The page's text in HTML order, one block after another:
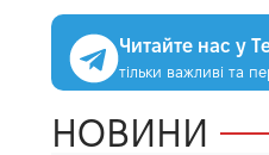
Читайте нас у
тільки важливі та
НОВИНИ